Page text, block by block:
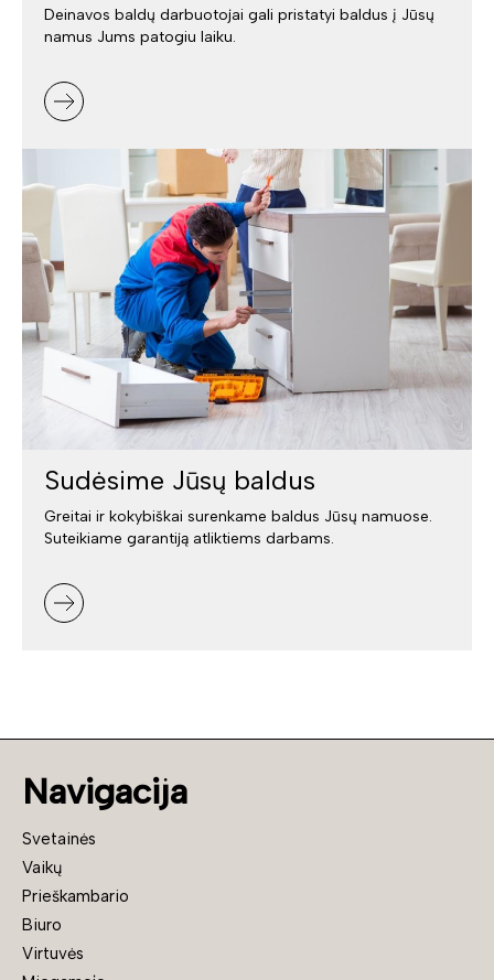
Deinavos baldų darbuotojai gali pristatyi baldus į Jūsų
namus Jums patogiu laiku.
Sudėsime Jūsų baldus
Greitai ir kokybiškai surenkame baldus Jūsų namuose.
Suteikiame garantiją atliktiems darbams.
Navigacija
Svetainės
Vaikų
Prieškambario
Biuro
Virtuvės